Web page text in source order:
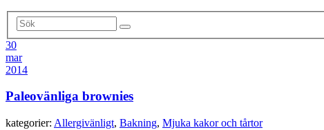
30
mar
2014
Paleovänliga brownies
kategorier: Allergivänligt, Bakning, Mjuka kakor och tårtor